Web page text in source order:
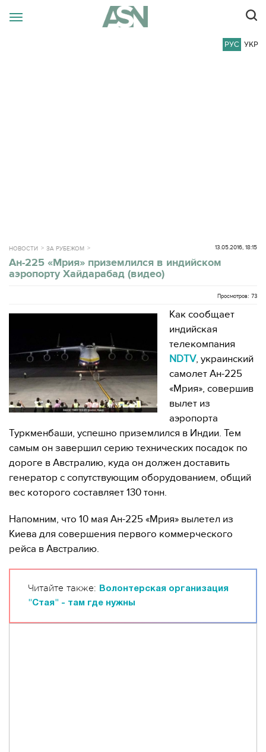
РУС УКР
НОВОСТИ ЗА РУБЕЖОМ 13.05.2016, 18:15
Ан-225 «Мрия» приземлился в индийском
аэропорту Хайдарабад (видео)
Просмотров: 73
Как сообщает
индийская
телекомпания
NDTV, украинский
самолет Ан-225
«Мрия», совершив
вылет из
аэропорта
Туркменбаши, успешно приземлился в Индии. Тем
самым он завершил серию технических посадок по
дороге в Австралию, куда он должен доставить
генератор с сопутствующим оборудованием, общий
вес которого составляет 130 тонн.
Напомним, что 10 мая Ан-225 «Мрия» вылетел из
Киева для совершения первого коммерческого
рейса в Австралию.
Читайте также:
Волонтерская организация
"Стая" - там где нужны